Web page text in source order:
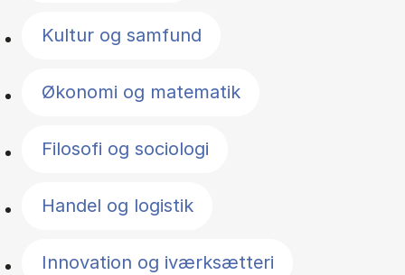
Kultur og samfund
Økonomi og matematik
Filosofi og sociologi
Handel og logistik
Innovation og iværksætteri